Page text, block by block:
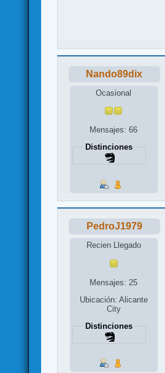
Nando89dix
Ocasional
Mensajes: 66
Distinciones
PedroJ1979
Recien Llegado
Mensajes: 25
Ubicación: Alicante
City
Distinciones